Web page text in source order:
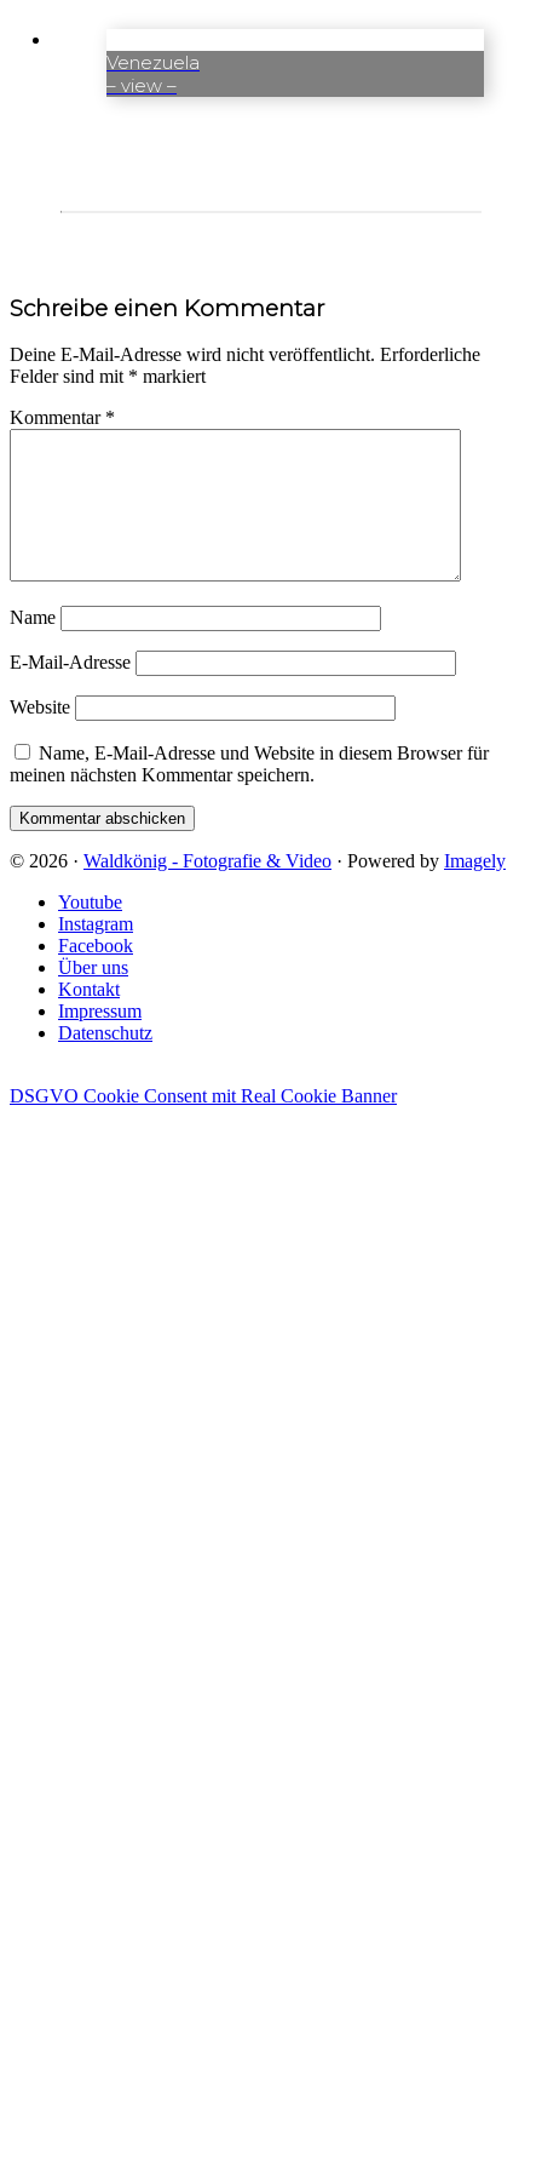
Venezuela
– view –
Interaktionen
Schreibe einen Kommentar
Deine E-Mail-Adresse wird nicht veröffentlicht. Erforderliche
Felder sind mit * markiert
Kommentar *
Name
E-Mail-Adresse
Website
Name, E-Mail-Adresse und Website in diesem Browser für
meinen nächsten Kommentar speichern.
© 2026 · Waldkönig - Fotografie & Video · Powered by Imagely
Youtube
Instagram
Facebook
Über uns
Kontakt
Impressum
Datenschutz
DSGVO Cookie Consent mit Real Cookie Banner